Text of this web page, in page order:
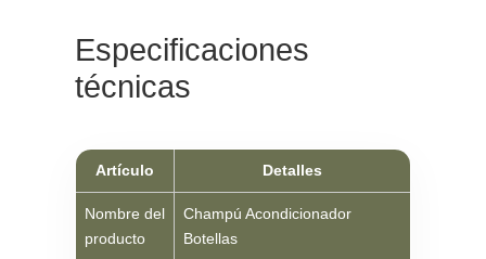
Especificaciones
técnicas
Artículo Detalles
Nombre del
producto
Champú Acondicionador
Botellas